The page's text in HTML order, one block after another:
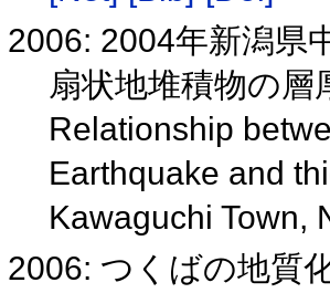
2006: 2004年新潟県
扇状地堆積物の層
Relationship
Earthquake and
Kawaguchi Town,
2006: つくばの地質